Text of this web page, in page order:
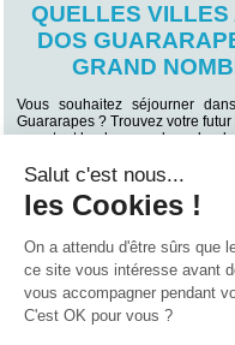
QUELLES
DOS
GRAND
Vous souhaitez séjourner
Guararapes ? Trouvez votre
comptent le plus grand nombre
Location de vacances Maragogi
Location de vacances Olinda
Location de vacances Recife
Location de vacances Ipojuca(1)
Location de vacances Paulista
(1)
Qui sommes nous ? |
Salut c'est nous...
les Cookies !
On a attendu d'être sûrs que
ce site vous intéresse avant
vous accompagner pendant
C'est OK pour vous ?